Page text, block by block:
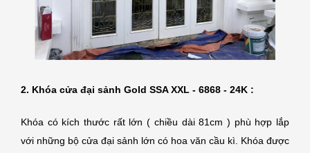
2. Khóa cửa đại sảnh Gold SSA XXL - 6868 - 24K :
Khóa có kích thước rất lớn ( chiều dài 81cm ) phù hợp lắp
với những bộ cửa đại sảnh lớn có hoa văn cầu kì. Khóa được